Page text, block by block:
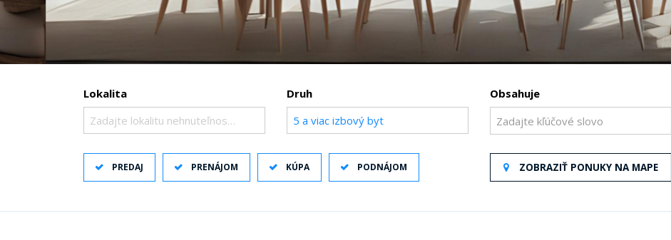
Lokalita
Zadajte lokalitu nehnuteľnosti ..
Druh
5 a viac izbový byt
Obsahuje
PREDAJ PRENÁJOM KÚPA PODNÁJOM ZOBRAZIŤ PONUKY NA MAPE